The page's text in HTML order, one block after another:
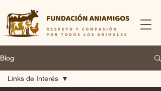
Blog
Links de Interés